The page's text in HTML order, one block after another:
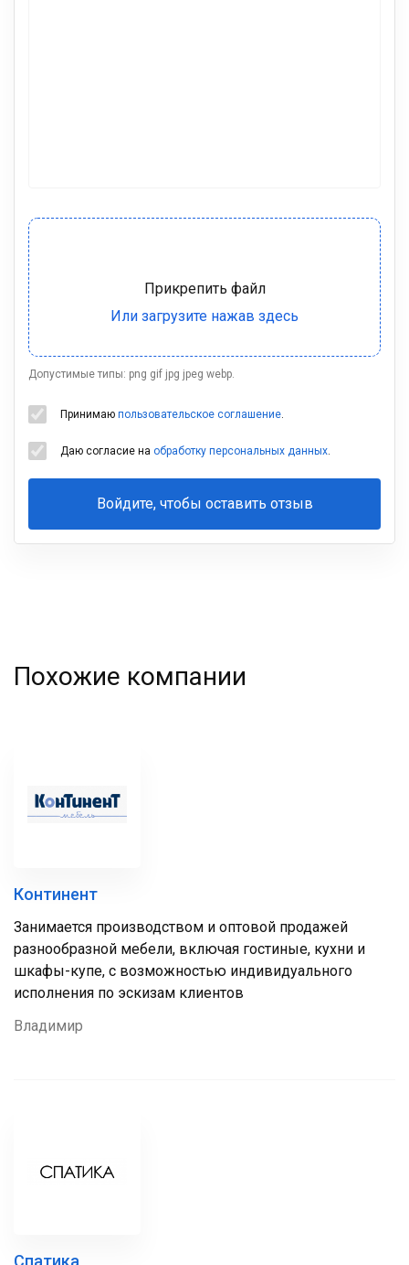
Допустимые типы: png gif jpg jpeg webp.
Принимаю пользовательское соглашение.
Даю согласие на обработку персональных данных.
Войдите, чтобы оставить отзыв
Ваша
Похожие компании
Континент
Занимается производством и оптовой продажей
разнообразной мебели, включая гостиные, кухни и
шкафы-купе, с возможностью индивидуального
исполнения по эскизам клиентов
Владимир
Спатика